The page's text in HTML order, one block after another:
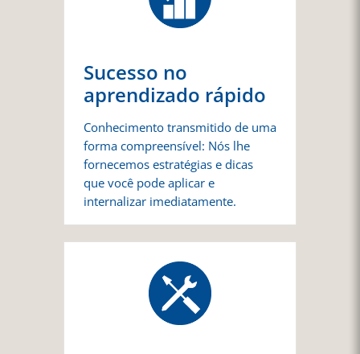
Sucesso no
aprendizado rápido
Conhecimento transmitido de uma
forma compreensível: Nós lhe
fornecemos estratégias e dicas
que você pode aplicar e
internalizar imediatamente.